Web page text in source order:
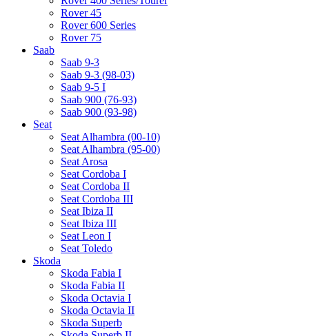
Rover 45
Rover 600 Series
Rover 75
Saab
Saab 9-3
Saab 9-3 (98-03)
Saab 9-5 I
Saab 900 (76-93)
Saab 900 (93-98)
Seat
Seat Alhambra (00-10)
Seat Alhambra (95-00)
Seat Arosa
Seat Cordoba I
Seat Cordoba II
Seat Cordoba III
Seat Ibiza II
Seat Ibiza III
Seat Leon I
Seat Toledo
Skoda
Skoda Fabia I
Skoda Fabia II
Skoda Octavia I
Skoda Octavia II
Skoda Superb